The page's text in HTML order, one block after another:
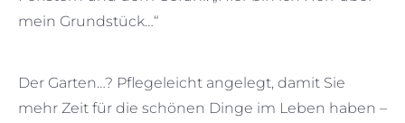
mein Grundstück…“
Der Garten…? Pflegeleicht angelegt, damit Sie
mehr Zeit für die schönen Dinge im Leben haben –